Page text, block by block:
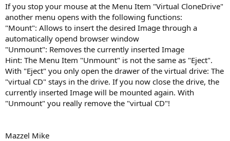
If you stop your mouse at the Menu Item "Virtual CloneDrive"
another menu opens with the following functions:
"Mount": Allows to insert the desired Image through a
automatically opend browser window
"Unmount": Removes the currently inserted Image
Hint: The Menu Item "Unmount" is not the same as "Eject".
With "Eject" you only open the drawer of the virtual drive: The
"virtual CD" stays in the drive. If you now close the drive, the
currently inserted Image will be mounted again. With
"Unmount" you really remove the "virtual CD"!
Mazzel Mike